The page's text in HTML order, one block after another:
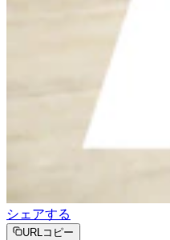
シェアする
URLコピー